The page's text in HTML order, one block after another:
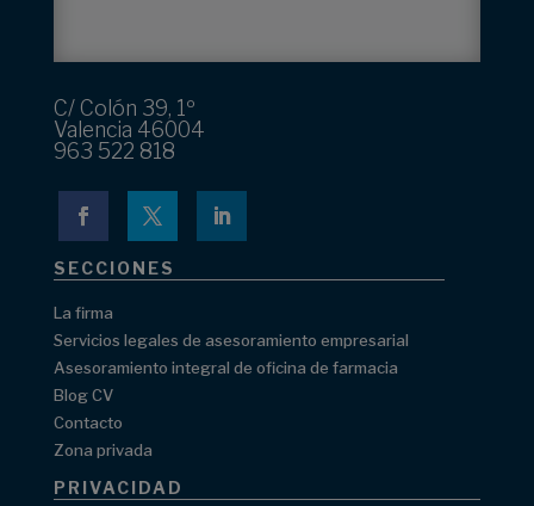
C/ Colón 39, 1º
Valencia 46004
963 522 818
SECCIONES
La firma
Servicios legales de asesoramiento empresarial
Asesoramiento integral de oficina de farmacia
Blog CV
Contacto
Zona privada
PRIVACIDAD